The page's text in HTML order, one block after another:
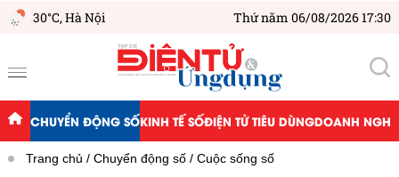
30°C,Hà Nội Thứ năm 06/08/2026 17:30
CHUYỂN ĐỘNG SỐKINH TẾ SỐĐIỆN TỬ TIÊU DÙNGDOANH
Trang chủ Chuyển động số Cuộc sống số